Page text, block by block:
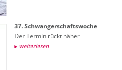
37. Schwan­ger­schafts­wo­che
Der Ter­min rückt näher
wei­ter­le­sen